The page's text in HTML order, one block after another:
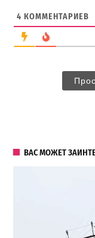
4 КОММЕНТАРИЕВ
ВАС МОЖЕТ